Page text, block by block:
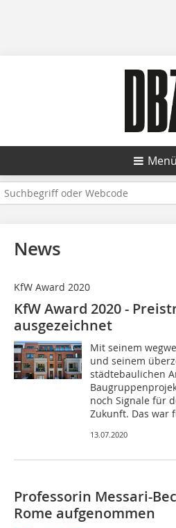
Menü
News
KfW Award 2020
KfW Award 2020 -
ausgezeichnet
Mit seinem
und seinem
städtebaulichen
noch Signale für
Zukunft. Das war
13.07.2020
Professorin Messari-
Rome aufgenommen